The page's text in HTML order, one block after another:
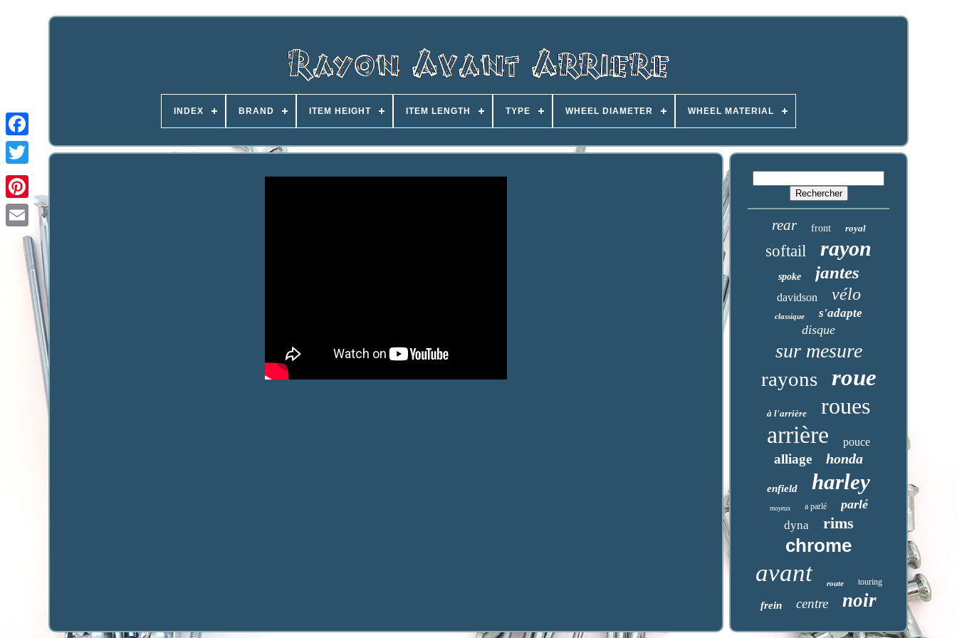
INDEX BRAND ITEM HEIGHT ITEM LENGTH TYPE WHEEL DIAMETER WHEEL MATERIAL
rear front royal
softail rayon
spoke jantes
davidson vélo
classique s'adapte
disque
sur mesure
rayons roue
à l'arrière roues
arrière pouce
alliage honda
enfield harley
moyeux a parlé parlé
dyna rims
chrome
avant route touring
frein centre noir